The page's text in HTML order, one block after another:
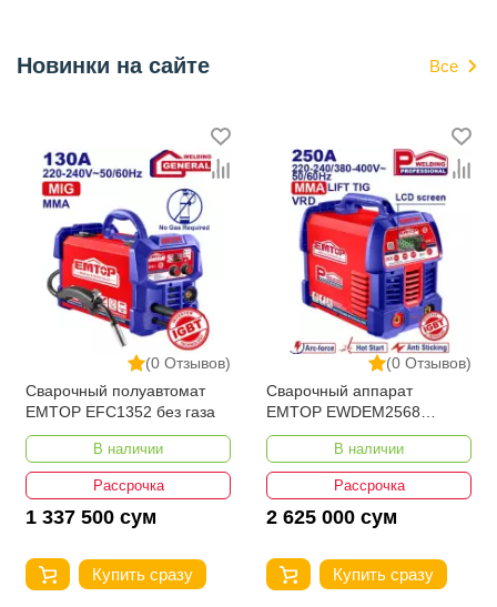
Новинки на сайте Все
(0 Отзывов)
Сварочный полуавтомат
EMTOP EFC1352 без газа
В наличии
Рассрочка
1 337 500 сум
Купить сразу
(0 Отзывов)
Сварочный аппарат
EMTOP EWDEM2568
MMA/TIG Lift
В наличии
Рассрочка
2 625 000 сум
Купить сразу